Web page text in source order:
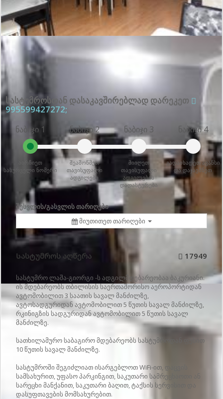
სასტუმროსთან დასაკავშირებლად დარეკეთ
995599427272;
ნაბიჯი 1
აირჩიეთ
სასურველი ნომერი
ნაბიჯი 2
შეამოწმეთ
თავისუფალი
ადგილები
ნაბიჯი 3
მიიღეთ
თავისუფალი
ადგილების
დადასტურება
ნაბიჯი 4
გადაიხადეთ ავანსი
და დაჯავშნეთ
შესვლის/გასვლის თარიღები
მიუთითეთ თარიღები
Სასტუმროს აღწერა 17949
სასტუმრო ლაშა-გიორგი -ს ადგილმდებარეობაა ბაკურიანი.
ის მდებარეობს თბილისის საერთაშორისო აეროპორტიდან
ავტომობილით 3 საათის სავალ მანძილზე,
ავტოსადგურიდან ავტომობილით 5 წუთის სავალ მანძილზე,
რკინიგზის სადგურიდან ავტომობილით 5 წუთის სავალ
მანძილზე.
სათხილამურო საბაგირო მდებარეობს სასტუმროდან ფეხით
10 წუთის სავალ მანძილზე.
სასტუმროში შეგიძლიათ ისარგებლოთ WiFi-ით, დაცვის
სამსახურით, უფასო პარკინგით, საკუთარი სამრეცხაოთი ან
სარეცხი მანქანით, საკუთარი ბაღით, ტაქსის სერვისით და
დასუფთავების მომსახურებით.